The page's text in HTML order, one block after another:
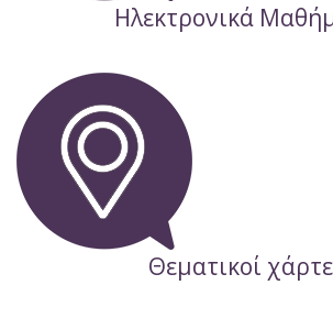
Ηλεκτρονικά
Θεματικοί